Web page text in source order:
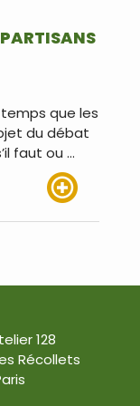
que les
du débat
faut ou …
128
Récollets